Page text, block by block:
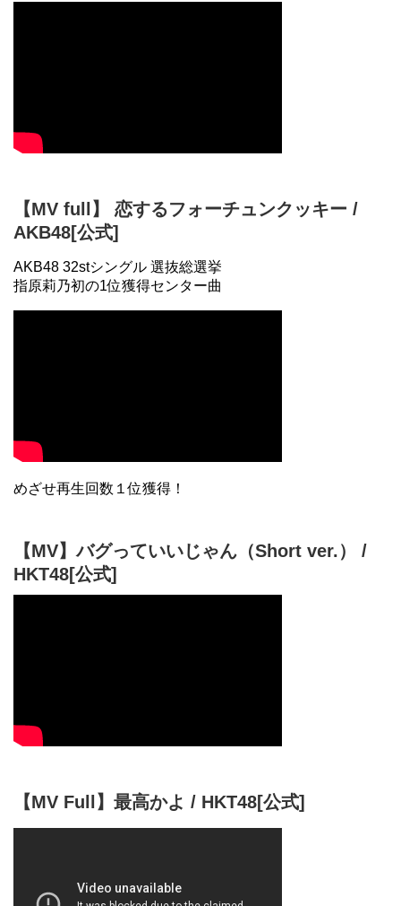
【MV full】 恋するフォーチュンクッキー /
AKB48[公式]
AKB48 32stシングル 選抜総選挙
指原莉乃初の1位獲得センター曲
【MV】バグっていいじゃん（Short ver.） /
HKT48[公式]
【MV Full】最高かよ / HKT48[公式]